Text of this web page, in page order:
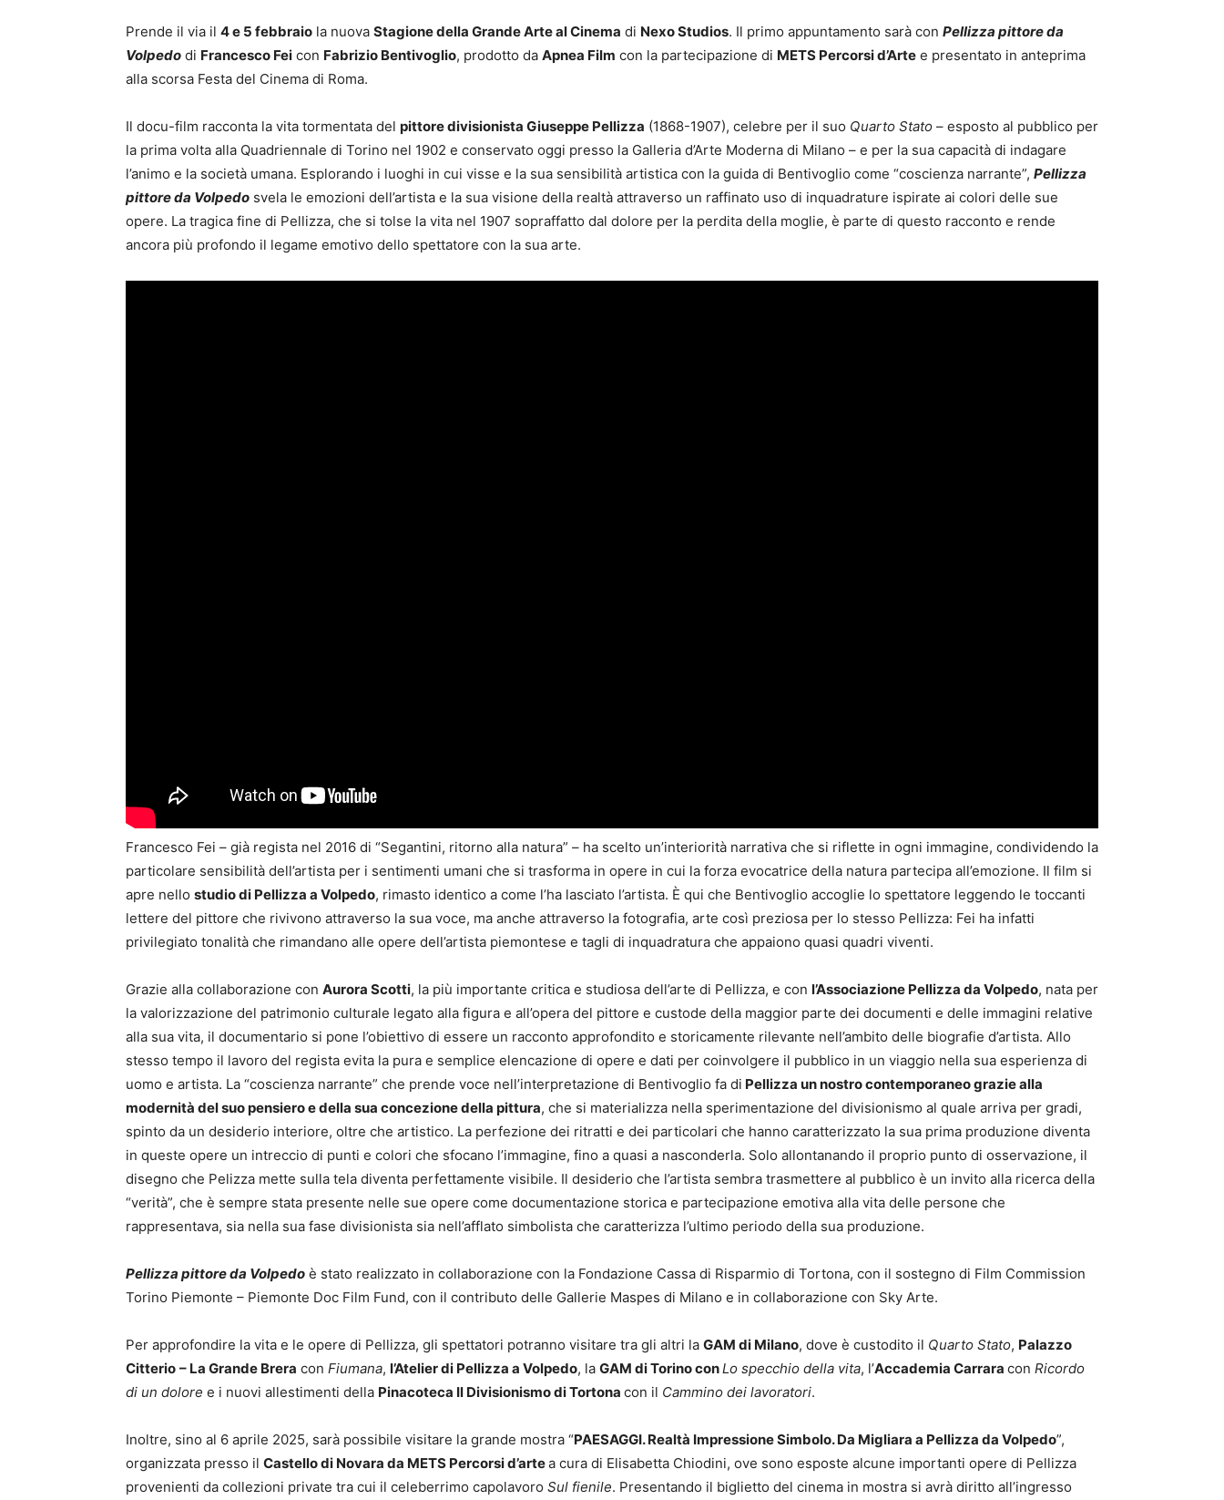
Prende il via il 4 e 5 febbraio la nuova Stagione della Grande Arte al Cinema di Nexo Studios. Il primo appuntamento sarà con Pellizza pittore da
Volpedo di Francesco Fei con Fabrizio Bentivoglio, prodotto da Apnea Film con la partecipazione di METS Percorsi d’Arte e presentato in anteprima
alla scorsa Festa del Cinema di Roma.
Il docu-film racconta la vita tormentata del pittore divisionista Giuseppe Pellizza (1868-1907), celebre per il suo Quarto Stato – esposto al pubblico per
la prima volta alla Quadriennale di Torino nel 1902 e conservato oggi presso la Galleria d’Arte Moderna di Milano – e per la sua capacità di indagare
l’animo e la società umana. Esplorando i luoghi in cui visse e la sua sensibilità artistica con la guida di Bentivoglio come “coscienza narrante”, Pellizza
pittore da Volpedo svela le emozioni dell’artista e la sua visione della realtà attraverso un raffinato uso di inquadrature ispirate ai colori delle sue
opere. La tragica fine di Pellizza, che si tolse la vita nel 1907 sopraffatto dal dolore per la perdita della moglie, è parte di questo racconto e rende
ancora più profondo il legame emotivo dello spettatore con la sua arte.
Francesco Fei – già regista nel 2016 di “Segantini, ritorno alla natura” – ha scelto un’interiorità narrativa che si riflette in ogni immagine, condividendo la
particolare sensibilità dell’artista per i sentimenti umani che si trasforma in opere in cui la forza evocatrice della natura partecipa all’emozione. Il film si
apre nello studio di Pellizza a Volpedo, rimasto identico a come l’ha lasciato l’artista. È qui che Bentivoglio accoglie lo spettatore leggendo le toccanti
lettere del pittore che rivivono attraverso la sua voce, ma anche attraverso la fotografia, arte così preziosa per lo stesso Pellizza: Fei ha infatti
privilegiato tonalità che rimandano alle opere dell’artista piemontese e tagli di inquadratura che appaiono quasi quadri viventi.
Grazie alla collaborazione con Aurora Scotti, la più importante critica e studiosa dell’arte di Pellizza, e con l’Associazione Pellizza da Volpedo, nata per
la valorizzazione del patrimonio culturale legato alla figura e all’opera del pittore e custode della maggior parte dei documenti e delle immagini relative
alla sua vita, il documentario si pone l’obiettivo di essere un racconto approfondito e storicamente rilevante nell’ambito delle biografie d’artista. Allo
stesso tempo il lavoro del regista evita la pura e semplice elencazione di opere e dati per coinvolgere il pubblico in un viaggio nella sua esperienza di
uomo e artista. La “coscienza narrante” che prende voce nell’interpretazione di Bentivoglio fa di Pellizza un nostro contemporaneo grazie alla
modernità del suo pensiero e della sua concezione della pittura, che si materializza nella sperimentazione del divisionismo al quale arriva per gradi,
spinto da un desiderio interiore, oltre che artistico. La perfezione dei ritratti e dei particolari che hanno caratterizzato la sua prima produzione diventa
in queste opere un intreccio di punti e colori che sfocano l’immagine, fino a quasi a nasconderla. Solo allontanando il proprio punto di osservazione, il
disegno che Pelizza mette sulla tela diventa perfettamente visibile. Il desiderio che l’artista sembra trasmettere al pubblico è un invito alla ricerca della
“verità”, che è sempre stata presente nelle sue opere come documentazione storica e partecipazione emotiva alla vita delle persone che
rappresentava, sia nella sua fase divisionista sia nell’afflato simbolista che caratterizza l’ultimo periodo della sua produzione.
Pellizza pittore da Volpedo è stato realizzato in collaborazione con la Fondazione Cassa di Risparmio di Tortona, con il sostegno di Film Commission
Torino Piemonte – Piemonte Doc Film Fund, con il contributo delle Gallerie Maspes di Milano e in collaborazione con Sky Arte.
Per approfondire la vita e le opere di Pellizza, gli spettatori potranno visitare tra gli altri la GAM di Milano, dove è custodito il Quarto Stato, Palazzo
Citterio – La Grande Brera con Fiumana, l’Atelier di Pellizza a Volpedo, la GAM di Torino conLo specchio della vita, l’Accademia Carrara con Ricordo
di un dolore e i nuovi allestimenti della Pinacoteca Il Divisionismo di Tortona con il Cammino dei lavoratori.
Inoltre, sino al 6 aprile 2025, sarà possibile visitare la grande mostra “PAESAGGI. Realtà Impressione Simbolo. Da Migliara a Pellizza da Volpedo”,
organizzata presso il Castello di Novara da METS Percorsi d’artea cura di Elisabetta Chiodini, ove sono esposte alcune importanti opere di Pellizza
provenienti da collezioni private tra cui il celeberrimo capolavoro Sul fienile. Presentando il biglietto del cinema in mostra si avrà diritto all’ingresso